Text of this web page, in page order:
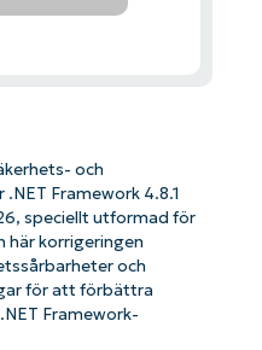
och
Framework 4.8.1
speciellt utformad för
här korrigeringen
och
för att förbättra
Framework-